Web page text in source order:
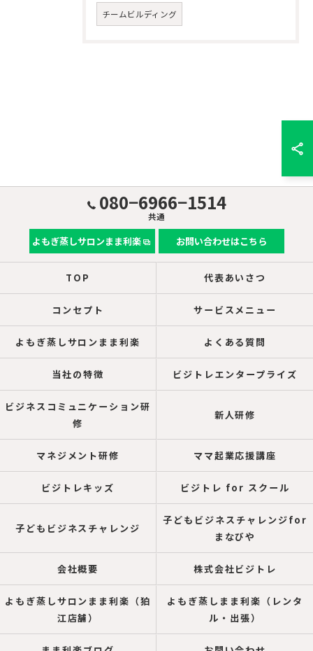
チームビルディング
080−6966−1514
共通
よもぎ蒸しサロンまま利楽 お問い合わせはこちら
TOP 代表あいさつ
コンセプト サービスメニュー
よもぎ蒸しサロンまま利楽 よくある質問
当社の特徴 ビジトレエンタープライズ
ビジネスコミュニケーション研
修
新人研修
マネジメント研修 ママ起業応援講座
ビジトレキッズ ビジトレ for スクール
子どもビジネスチャレンジ
子どもビジネスチャレンジfor
まなびや
会社概要 株式会社ビジトレ
よもぎ蒸しサロンまま利楽（狛
江店舗）
よもぎ蒸しまま利楽（レンタ
ル・出張）